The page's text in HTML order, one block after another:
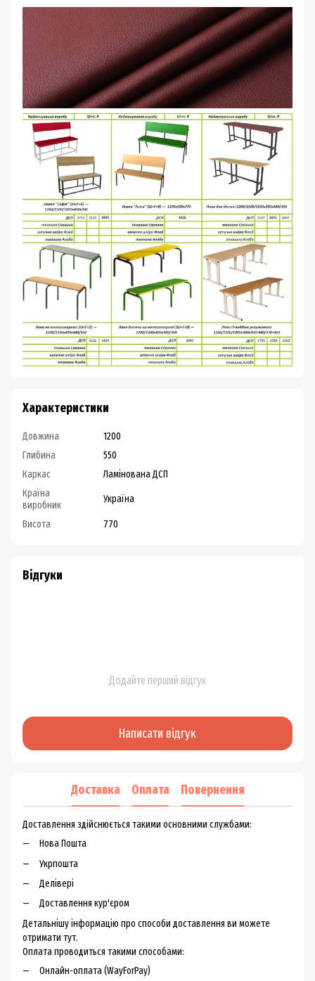
Характеристики
Довжина
1200
Глибина
550
Каркас
Ламінована ДСП
Країна
виробник
Україна
Висота 770
Відгуки
Додайте перший відгук
Написати відгук
Доставка Оплата Повернення
Доставлення здійснюється такими основними службами:
Нова Пошта
Укрпошта
Делівері
Доставлення кур'єром
Детальнішу інформацію про способи доставлення ви можете
отримати тут.
Оплата проводиться такими способами:
Онлайн-оплата (WayForPay)